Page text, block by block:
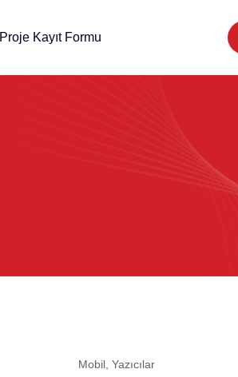
Proje Kayıt Formu
Mobil Yazıcılar